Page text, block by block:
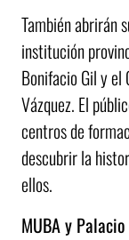
También abrirán
institución
Bonifacio Gil y el
Vázquez. El
centros de
descubrir la
ellos.
MUBA y